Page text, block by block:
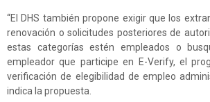
“El DHS también propone exigir que los
renovación o solicitudes posteriores de
estas categorías estén empleados o
empleador que participe en E-Verify, el
verificación de elegibilidad de empleo
indica la propuesta.